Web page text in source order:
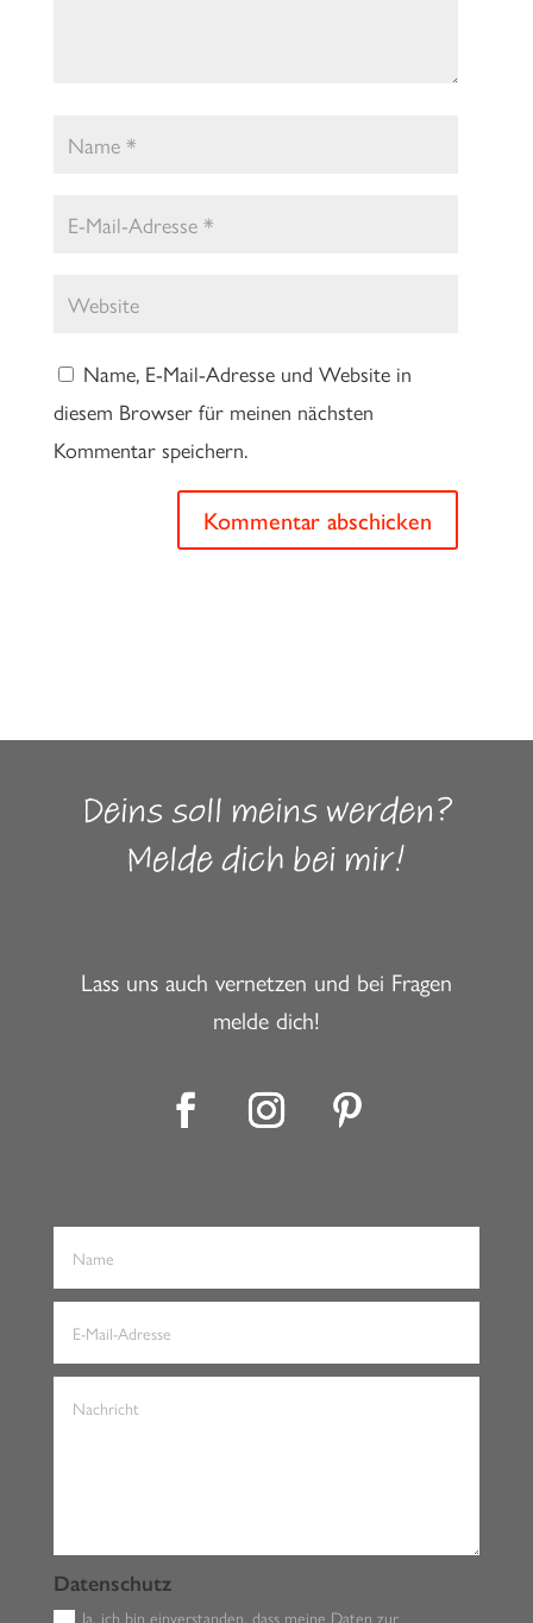
Name, E-Mail-Adresse und Website in
diesem Browser für meinen nächsten
Kommentar speichern.
Kommentar abschicken
Deins soll meins werden?
Melde dich bei mir!
Lass uns auch vernetzen und bei Fragen
melde dich!
Datenschutz
Ja, ich bin einverstanden, dass meine Daten zur